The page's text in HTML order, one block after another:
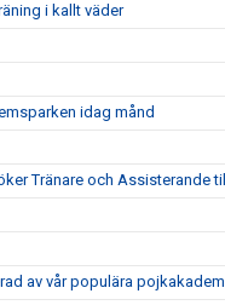
i kallt väder
idag månd
Tränare och Assisterande
av vår populära